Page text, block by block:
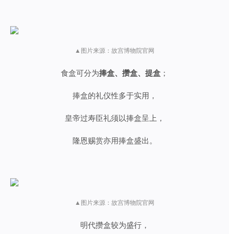
▲图片来源：故宫博物院官网
食盒可分为捧盒、攒盒、提盒 ；
捧盒的礼仪性多于实用，
皇帝过寿臣礼须以捧盒呈上，
隆恩赐赏亦用捧盒盛出。
▲图片来源：故宫博物院官网
明代攒盒较为盛行，